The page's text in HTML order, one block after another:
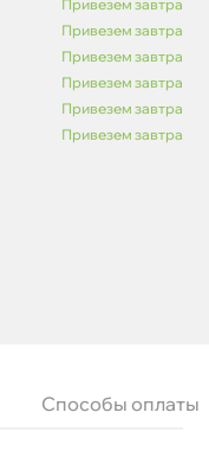
Привезем завтра
Привезем завтра
Привезем завтра
Привезем завтра
Привезем завтра
Привезем завтра
Способы оплаты